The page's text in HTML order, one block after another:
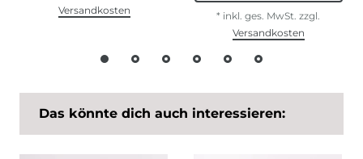
Versandkosten
* inkl. ges. MwSt. zzgl.
Versandkosten
Das könnte dich auch interessieren: